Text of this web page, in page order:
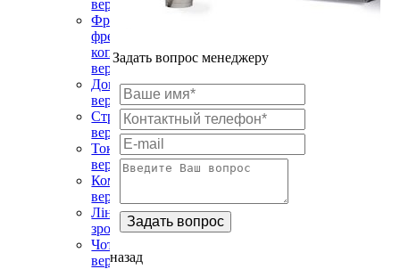
верстати
Фрезерні,
фрезерно-
копірувальні
верстати
Довбальні
верстати
Стрічковопиляльні
верстати
Токарні
верстати
Комбіновані
верстати
Лінії
зрощування
Чотиристоронні
верстати
Задать вопрос менеджеру
назад